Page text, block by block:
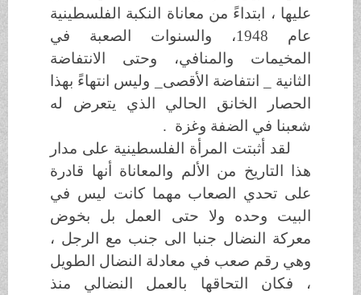
عليها ، ابتداءً من معاناة النكبة الفلسطينية
عام 1948، والسنوات الصعبة في
المخيمات والمنافي، وحتى الانتفاضة
الثانية _ انتفاضة الأقصى_ وليس انتهاءً بهذا
الحصار الخانق الحالي الذي يتعرض له
شعبنا في الضفة وغزة .
لقد أثبتت المرأة الفلسطينية على مدار
هذا التاريخ من الألم والمعاناة أنها قادرة
على تحدي الصعاب مهما كانت ليس في
البيت وحده ولا حتى العمل بل بخوض
معركة النضال جنبا الى جنب مع الرجل ،
وهي رقم صعب في معادلة النضال الطويل
، فكان التحاقها بالعمل النضالي منذ